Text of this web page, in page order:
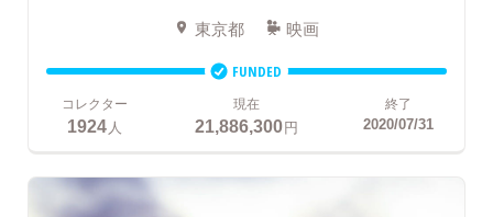
東京都 映画
FUNDED
コレクター
1924人
現在
21,886,300円
終了
2020/07/31